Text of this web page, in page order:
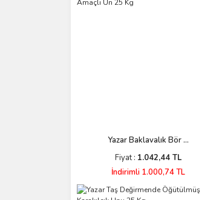
Yazar Baklavalık Bör ...
Fiyat : 1.042,44 TL
İndirimli 1.000,74 TL